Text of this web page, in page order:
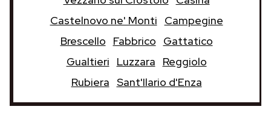
Castelnovo ne' Monti
Campegine
Brescello
Fabbrico
Gattatico
Gualtieri
Luzzara
Reggiolo
Rubiera Sant'Ilario d'Enza